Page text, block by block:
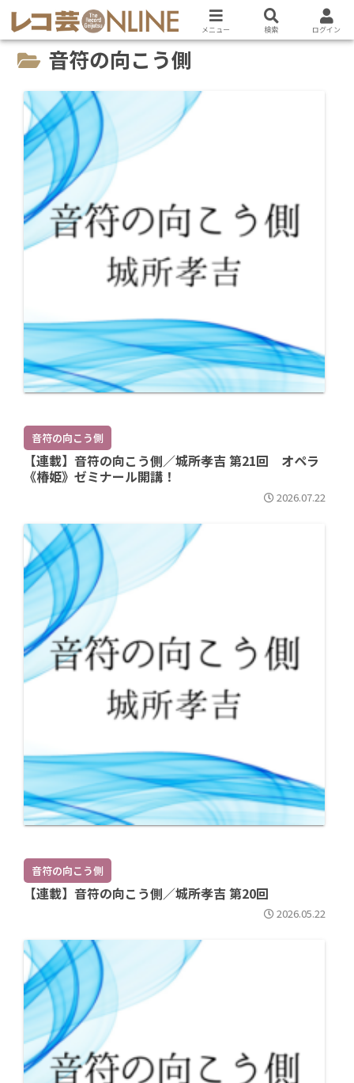
音符の向こう側
音符の向こう側
【連載】音符の向こう側／城所孝吉 第21回 オペラ
《椿姫》ゼミナール開講！
2026.07.22
音符の向こう側
【連載】音符の向こう側／城所孝吉 第20回
2026.05.22
メニュー 検索 ログイン